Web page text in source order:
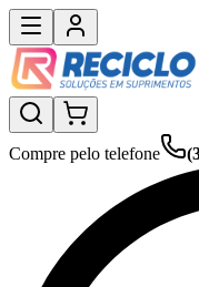
Compre pelo telefone